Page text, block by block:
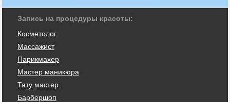
Запись на процедуры красоты:
Косметолог
Массажист
Парикмахер
Мастер маникюра
Тату мастер
Барбершоп